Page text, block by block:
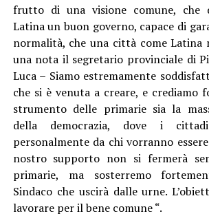
frutto di una visione comune, che
Latina un buon governo, capace di
normalità, che una città come Latina
una nota il segretario provinciale di
Luca – Siamo estremamente
che si è venuta a creare, e crediamo
strumento delle primarie sia la
della democrazia, dove i
personalmente da chi vorranno
nostro supporto non si fermerà
primarie, ma sosterremo
Sindaco che uscirà dalle urne.
lavorare per il bene comune “.